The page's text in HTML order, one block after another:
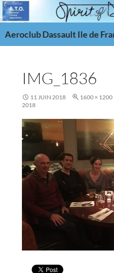
Aller
au
Aeroclub Dassault Ile de
IMG_1836
11 JUIN 2018 1600 × 1200
2018